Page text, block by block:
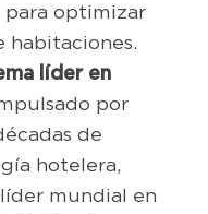
para optimizar
habitaciones.
líder en
por
de
hotelera,
mundial en